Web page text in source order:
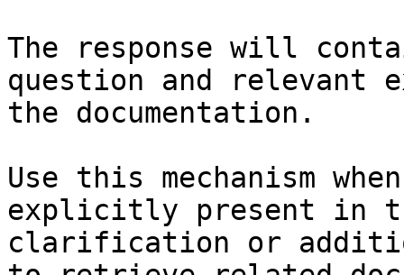
The response will
question and relevant
the documentation.
Use this mechanism
explicitly present in
clarification or